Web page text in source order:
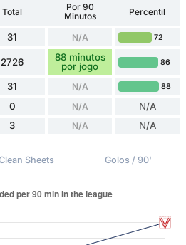
Total
Por 90
Minutos
Percentil
31 N/A 72
2726
88 minutos
por jogo
86
31 N/A 88
0 N/A N/A
3 N/A N/A
Sheets Golos / 90'